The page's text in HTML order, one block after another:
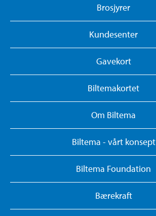
Brosjyrer
Kundesenter
Gavekort
Biltemakortet
Om Biltema
Biltema - vårt konsept
Biltema Foundation
Bærekraft